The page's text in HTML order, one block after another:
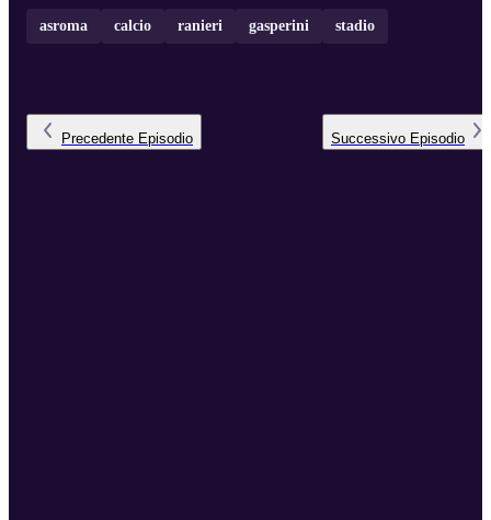
asroma calcio ranieri gasperini stadio
Precedente Episodio Successivo Episodio